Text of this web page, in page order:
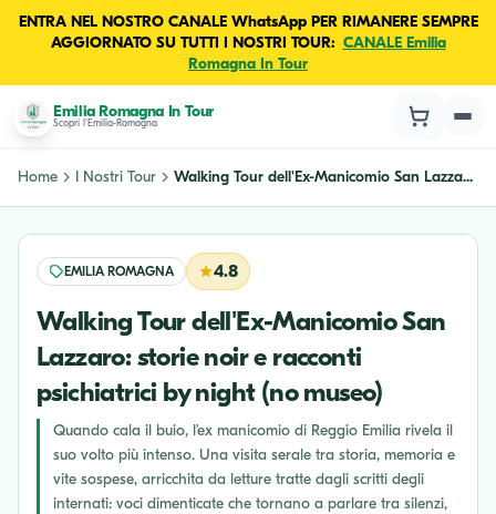
ENTRA NEL NOSTRO CANALE WhatsApp PER RIMANERE SEMPRE
AGGIORNATO SU TUTTI I NOSTRI TOUR: CANALE Emilia
Romagna In Tour
Emilia Romagna In Tour
Scopri l'Emilia-Romagna
Home I Nostri Tour Walking Tour dell'Ex-Manicomio San Lazza...
EMILIA ROMAGNA 4.8
Walking Tour dell'Ex-Manicomio San
Lazzaro: storie noir e racconti
psichiatrici by night (no museo)
Quando cala il buio, l’ex manicomio di Reggio Emilia rivela il
suo volto più intenso. Una visita serale tra storia, memoria e
vite sospese, arricchita da letture tratte dagli scritti degli
internati: voci dimenticate che tornano a parlare tra silenzi,